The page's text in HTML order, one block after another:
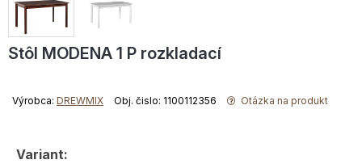
Stôl MODENA 1 P rozkladací
Výrobca: DREWMIX Obj. čislo: 1100112356 Otázka na produkt
Variant: